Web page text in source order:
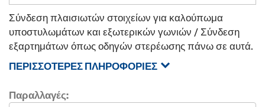
Σύνδεση πλαισιωτών στοιχείων για καλούπωμα
υποστυλωμάτων και εξωτερικών γωνιών / Σύνδεση
εξαρτημάτων όπως οδηγών στερέωσης πάνω σε αυτά.
ΠΕΡΙΣΣΌΤΕΡΕΣ ΠΛΗΡΟΦΟΡΊΕΣ
Παραλλαγές: